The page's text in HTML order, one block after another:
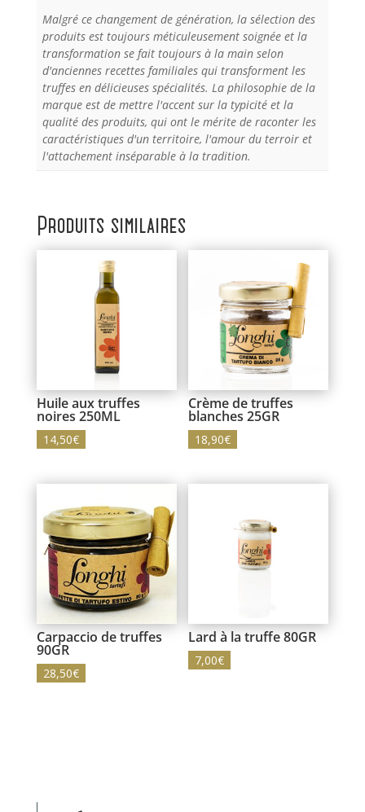
Malgré ce changement de génération, la sélection des
produits est toujours méticuleusement soignée et la
transformation se fait toujours à la main selon
d'anciennes recettes familiales qui transforment les
truffes en délicieuses spécialités. La philosophie de la
marque est de mettre l'accent sur la typicité et la
qualité des produits, qui ont le mérite de raconter les
caractéristiques d'un territoire, l'amour du terroir et
l'attachement inséparable à la tradition.
Produits similaires
Huile aux truffes
noires 250ML
14,50€
Crème de truffes
blanches 25GR
18,90€
Carpaccio de truffes
90GR
28,50€
Lard à la truffe 80GR
7,00€